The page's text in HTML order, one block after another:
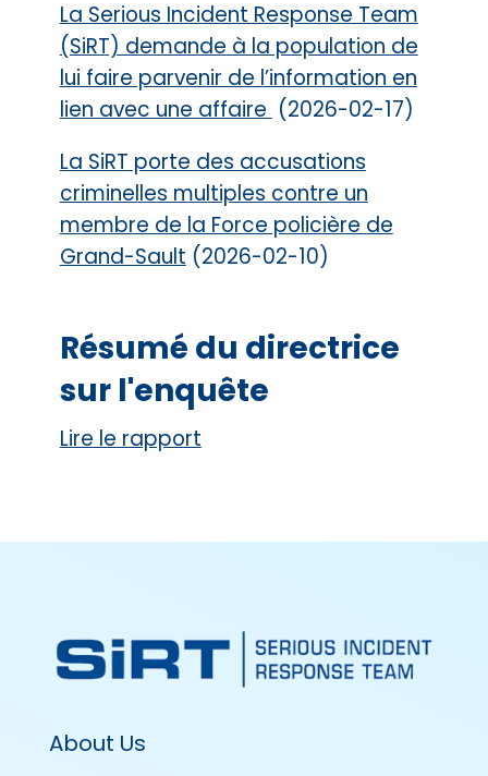
La Serious Incident Response Team
(SiRT) demande à la population de
lui faire parvenir de l’information en
lien avec une affaire (2026-02-17)
La SiRT porte des accusations
criminelles multiples contre un
membre de la Force policière de
Grand-Sault (2026-02-10)
Résumé du directrice
sur l'enquête
Lire le rapport
About Us